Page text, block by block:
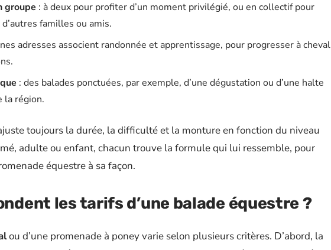
groupe : à deux pour profiter d’un moment privilégié, ou en collectif pour
familles ou amis.
adresses associent randonnée et apprentissage, pour progresser à cheval
: des balades ponctuées, par exemple, d’une dégustation ou d’une halte
la région.
toujours la durée, la difficulté et la monture en fonction du niveau
adulte ou enfant, chacun trouve la formule qui lui ressemble, pour
équestre à sa façon.
les tarifs d’une balade équestre ?
ou d’une promenade à poney varie selon plusieurs critères. D’abord, la